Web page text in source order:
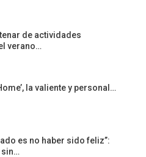
de actividades
verano…
la valiente y personal…
es no haber sido feliz”:
sin…